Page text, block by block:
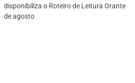
disponibiliza o Roteiro de Leitura Orante
de agosto